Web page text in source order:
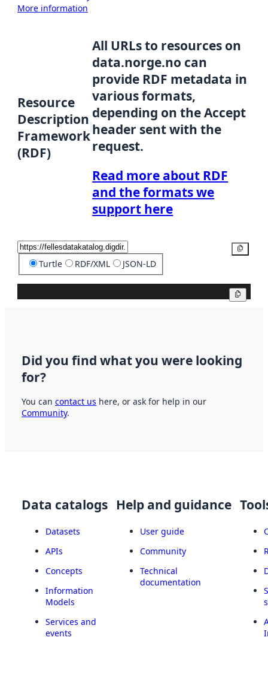
More information
Resource
Description
Framework
(RDF)
All URLs to resources on
data.norge.no can
provide RDF metadata in
various formats,
depending on the Accept
header sent with the
request.
Read more about RDF
and the formats we
support here
Turtle RDF/XML JSON-LD
Did you find what you were looking
for?
You can contact us here, or ask for help in our
Community.
Data catalogs
Datasets
APIs
Concepts
Information
Models
Services and
events
Help and guidance
User guide
Community
Technical
documentation